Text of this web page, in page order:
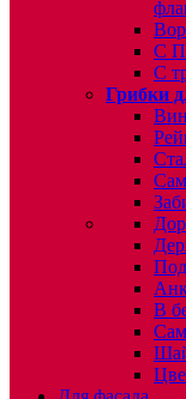
С
С
Грибки
В